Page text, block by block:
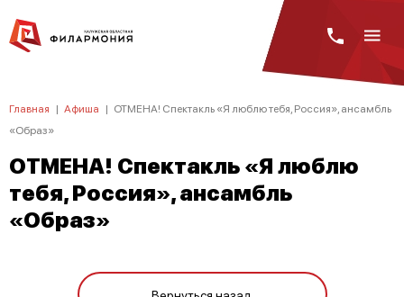
Главная | Афиша | ОТМЕНА! Спектакль «Я люблю тебя, Россия», ансамбль
«Образ»
ОТМЕНА! Спектакль «Я люблю
тебя, Россия», ансамбль
«Образ»